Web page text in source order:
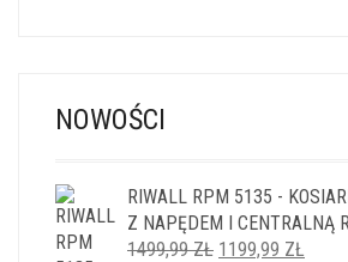
NOWOŚCI
RIWALL RPM 5135 -
Z NAPĘDEM I CENTRALNĄ
1499,99ZŁ PIERWOTNA
1199,99 ZŁ